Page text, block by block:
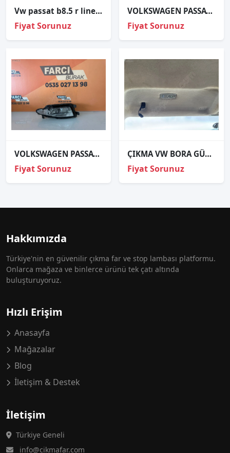
Vw passat b8.5 r line sağ sol sis kapağı orjinal çıkma
Fiyat Sorunuz
VOLKSWAGEN PASSAT B8 SAĞ SOL SİS FARI 3G0-941-662-H 3G0-941-661-H
Fiyat Sorunuz
VOLKSWAGEN PASSAT B8.5 SOL GÜNDÜZ FARI SİS ORJİNAL
Fiyat Sorunuz
ÇIKMA VW BORA GÜNEŞLİK LAMBASI
Fiyat Sorunuz
Hakkımızda
Türkiye'nin en güvenilir çıkma far ve stop lambası platformu.
Onlarca mağaza ve binlerce ürünü tek çatı altında
buluşturuyoruz.
Hızlı Erişim
Anasayfa
Mağazalar
Blog
İletişim & Destek
İletişim
Türkiye Geneli
info@cikmafar.com